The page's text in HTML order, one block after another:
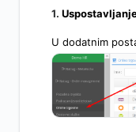
1.
U dodatnim